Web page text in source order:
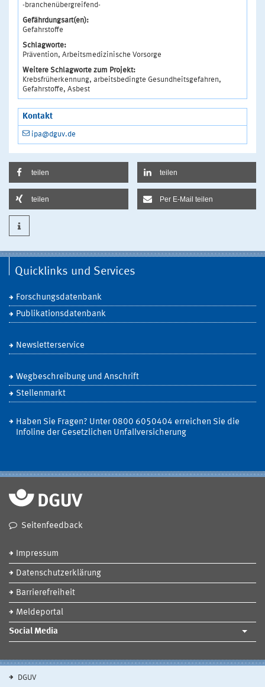
-branchenübergreifend-
Gefährdungsart(en):
Gefahrstoffe
Schlagworte:
Prävention, Arbeitsmedizinische Vorsorge
Weitere Schlagworte zum Projekt:
Krebsfrüherkennung, arbeitsbedingte Gesundheitsgefahren,
Gefahrstoffe, Asbest
Kontakt
ipa@dguv.de
teilen teilen
teilen Per E-Mail teilen
Quicklinks und Services
Forschungsdatenbank
Publikationsdatenbank
Newsletterservice
Wegbeschreibung und Anschrift
Stellenmarkt
Haben Sie Fragen? Unter 0800 6050404 erreichen Sie die
Infoline der Gesetzlichen Unfallversicherung
Seitenfeedback
Impressum
Datenschutzerklärung
Barrierefreiheit
Meldeportal
Social Media
DGUV